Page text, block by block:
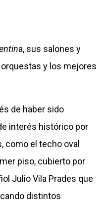
a, sus salones y
y los mejores
de haber sido
interés histórico por
como el techo oval
piso, cubierto por
Julio Vila Prades que
distintos